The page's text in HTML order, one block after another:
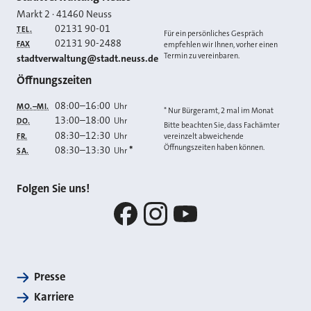
Markt 2 ·41460 Neuss
TEL. 02131 90-01
FAX 02131 90-2488
E-MAIL
stadtverwaltung@stadt.neuss.de
Für ein persönliches Gespräch
empfehlen wir Ihnen, vorher einen
Termin zu vereinbaren.
Öffnungszeiten
MO.–MI. 08:00–16:00 Uhr
DO. 13:00–18:00 Uhr
FR. 08:30–12:30 Uhr
SA. 08:30–13:30 Uhr *
* Nur Bürgeramt, 2 mal im Monat
Bitte beachten Sie, dass Fachämter
vereinzelt abweichende
Öffnungszeiten haben können.
Folgen Sie uns!
Presse
Karriere